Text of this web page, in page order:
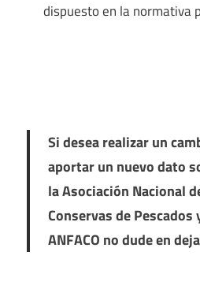
dispuesto en la normativa
Si desea realizar un
aportar un nuevo dato
la Asociación Nacional
Conservas de Pescados
ANFACO no dude en